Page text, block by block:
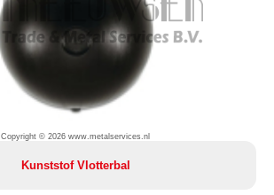
Copyright © 2026 www.metalservices.nl
Kunststof Vlotterbal